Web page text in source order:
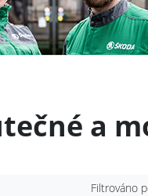
a
Filtrováno